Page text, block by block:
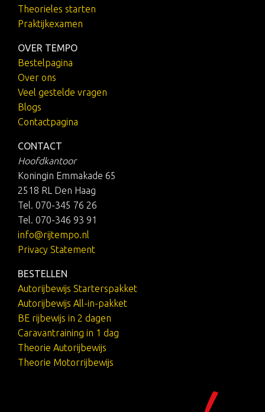
Theorieles starten
Praktijkexamen
OVER TEMPO
Bestelpagina
Over ons
Veel gestelde vragen
Blogs
Contactpagina
CONTACT
Hoofdkantoor
Koningin Emmakade 65
2518 RL Den Haag
Tel. 070-345 76 26
Tel. 070-346 93 91
info@rijtempo.nl
Privacy Statement
BESTELLEN
Autorijbewijs Starterspakket
Autorijbewijs All-in-pakket
BE rijbewijs in 2 dagen
Caravantraining in 1 dag
Theorie Autorijbewijs
Theorie Motorrijbewijs